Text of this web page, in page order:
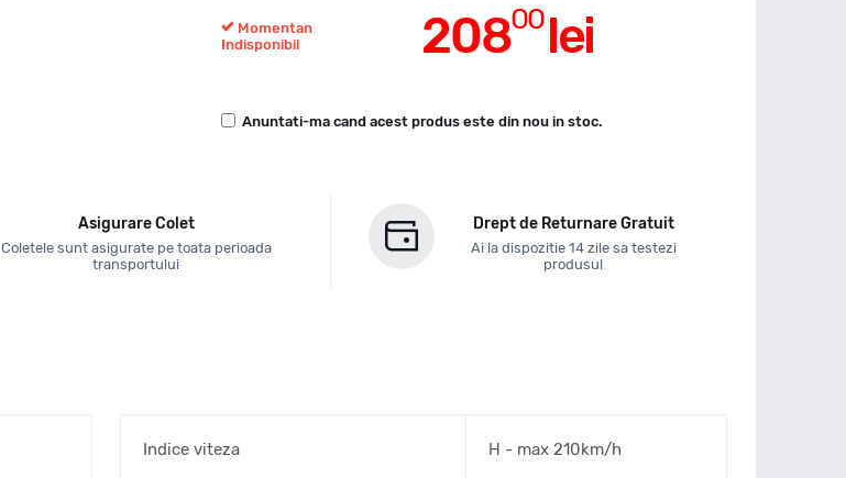
20800lei
Momentan
Indisponibil
Anuntati-ma cand acest produs este din nou in stoc.
Asigurare Colet
Coletele sunt asigurate pe toata perioada
transportului
Drept de Returnare Gratuit
Ai la dispozitie 14 zile sa testezi
produsul
Indice viteza H - max 210km/h